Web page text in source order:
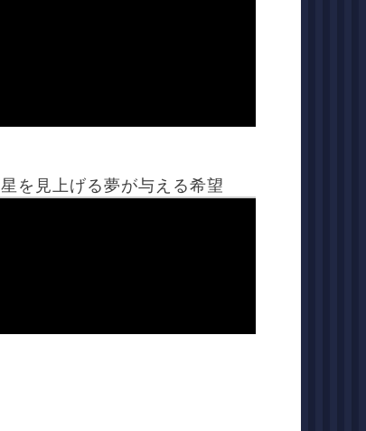
星を見上げる夢が与える希望